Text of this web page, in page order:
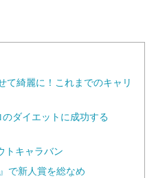
て綺麗に！これまでのキャリ
ダイエットに成功する
トキャラバン
で新人賞を総なめ